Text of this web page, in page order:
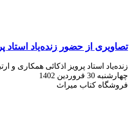
تصاویری از حضور زنده‌یاد
زنده‌یاد استاد پرویز اذکائی
چهارشنبه 30 فروردین 1402
فروشگاه کتاب میراث